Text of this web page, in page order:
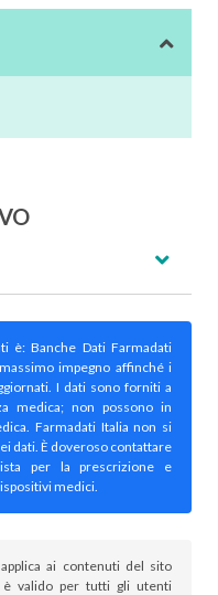
è: Banche Dati Farmadati
impegno affinché i
I dati sono forniti a
medica; non possono in
Farmadati Italia non si
dati. È doveroso contattare
per la prescrizione e
medici.
ai contenuti del sito
è valido per tutti gli utenti